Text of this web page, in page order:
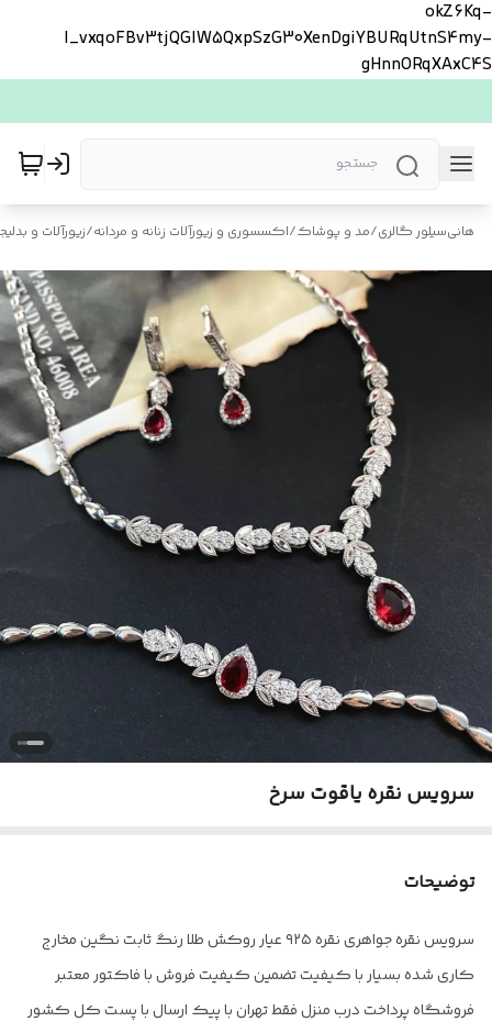
okZ6Kq-
l_vxqoFBv3tjQGlW5QxpSzG30XenDgiYBURqUtnS4my-
gHnnORqXAxC4S
هانی‌سیلور گالری/مد و پوشاک/اکسسوری و زیورآلات زنانه و مردانه/زیورآلات و
سرویس نقره یاقوت سرخ
توضیحات
سرویس نقره جواهری نقره ۹۲۵ عیار روکش طلا رنگ ثابت نگین مخارج
کاری شده بسیار با کیفیت تضمین کیفیت فروش با فاکتور معتبر
فروشگاه پرداخت درب منزل فقط تهران با پیک ارسال با پست کل کشور